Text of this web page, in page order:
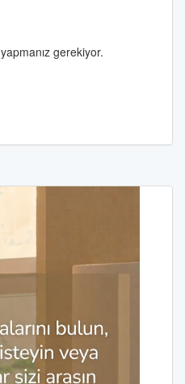
yapmanız gerekiyor.